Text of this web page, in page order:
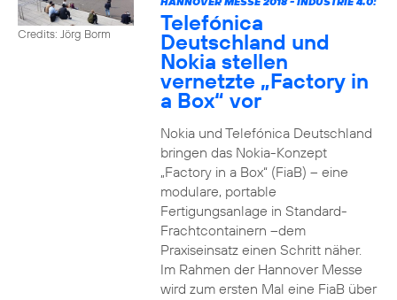
Credits: Jörg Borm Telefónica
Deutschland und
Nokia stellen
vernetzte „Factory in
a Box“ vor
Nokia und Telefónica Deutschland
bringen das Nokia-Konzept
„Factory in a Box“ (FiaB) – eine
modulare, portable
Fertigungsanlage in Standard-
Frachtcontainern –dem
Praxiseinsatz einen Schritt näher.
Im Rahmen der Hannover Messe
wird zum ersten Mal eine FiaB über